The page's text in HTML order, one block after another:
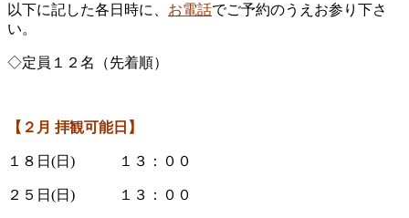
以下に記した各日時に、 お電話でご予約のうえお参り下さ
い。
◇定員１２名（先着順）
【２ 月 拝観可能日】
１８日(日) １３：００
２５日(日) １３：００